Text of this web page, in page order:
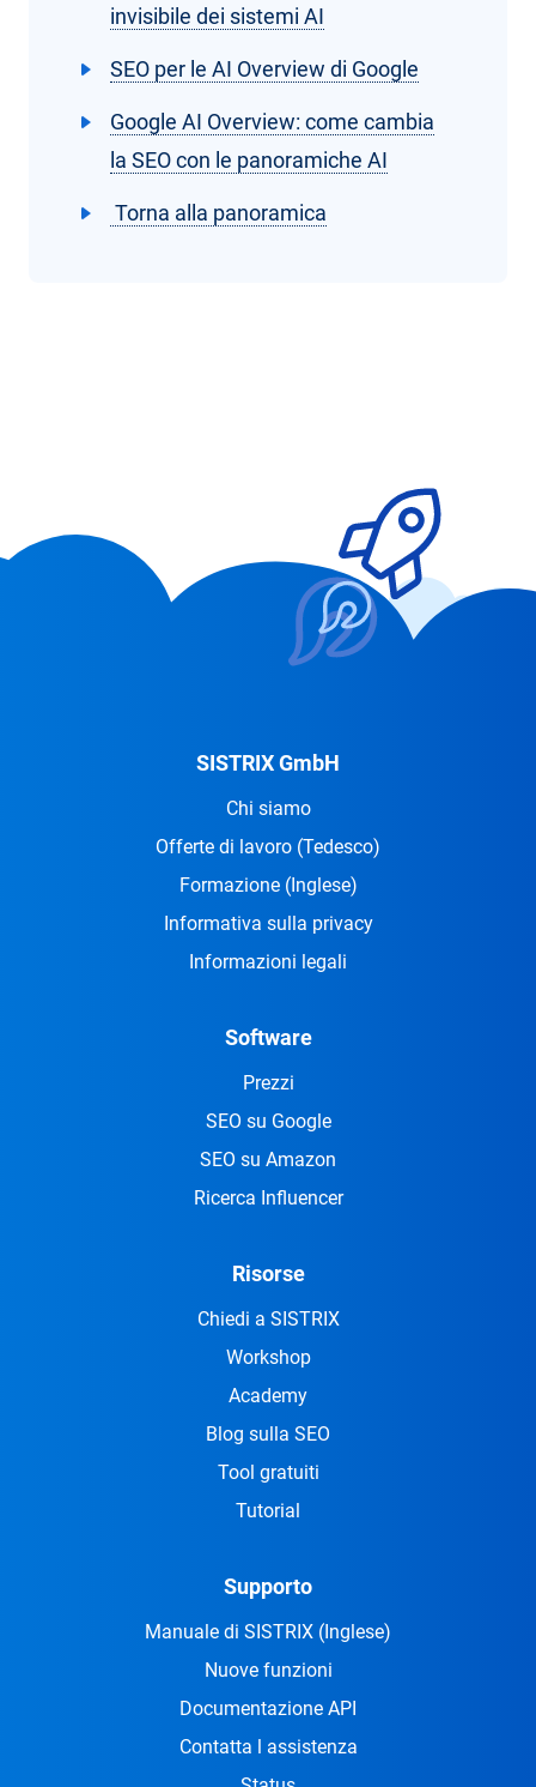
invisibile dei sistemi AI
SEO per le AI Overview di Google
Google AI Overview: come cambia
la SEO con le panoramiche AI
Torna alla panoramica
SISTRIX GmbH
Chi siamo
Offerte di lavoro (Tedesco)
Formazione (Inglese)
Informativa sulla privacy
Informazioni legali
Software
Prezzi
SEO su Google
SEO su Amazon
Ricerca Influencer
Risorse
Chiedi a SISTRIX
Workshop
Academy
Blog sulla SEO
Tool gratuiti
Tutorial
Supporto
Manuale di SISTRIX (Inglese)
Nuove funzioni
Documentazione API
Contatta l assistenza